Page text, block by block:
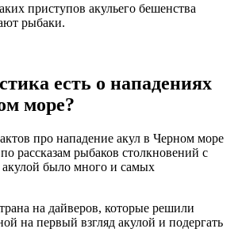
приступов акульего бешенства
рыбаки.
есть о нападениях
море?
про нападение акул в Черном море
рассказам рыбаков столкновений с
было много и самых
на дайверов, которые решили
на первый взгляд акулой и подергать